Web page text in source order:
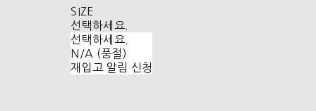
SIZE
선택하세요.
선택하세요.
N/A (품절)
재입고 알림 신청